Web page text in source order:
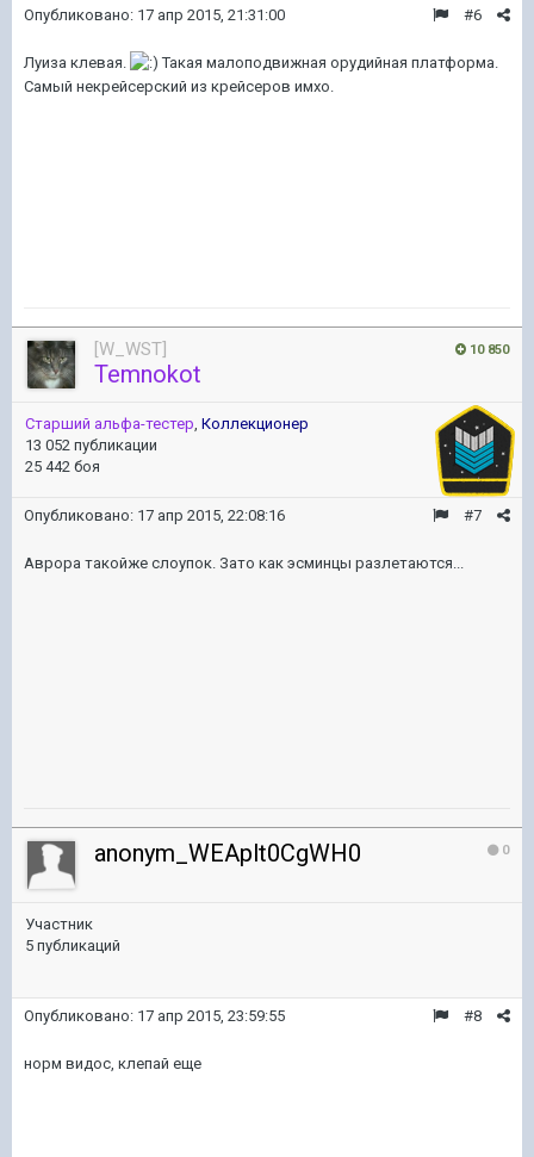
#6
Опубликовано: 17 апр 2015, 21:31:00
Луиза клевая.
Такая малоподвижная орудийная платформа.
Самый некрейсерский из крейсеров имхо.
10 850
[W_WST]
Temnokot
Старший альфа-тестер Коллекционер
13 052 публикации
25 442 боя
#7
Опубликовано: 17 апр 2015, 22:08:16
Аврора такойже слоупок. Зато как эсминцы разлетаются...
0
anonym_WEAplt0CgWH0
Участник
5 публикаций
#8
Опубликовано: 17 апр 2015, 23:59:55
норм видос, клепай еще